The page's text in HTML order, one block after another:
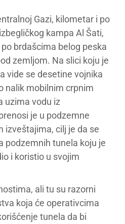
Gazi, kilometar i po
kampa Al Šati,
brdašcima belog peska
zemljom. Na slici koju je
vide se desetine vojnika
nalik mobilnim crpnim
uzima vodu iz
je u podzemne
izveštajima, cilj je da se
podzemnih tunela koju je
i koristio u svojim
ali tu su razorni
koja će operativcima
tunela da bi